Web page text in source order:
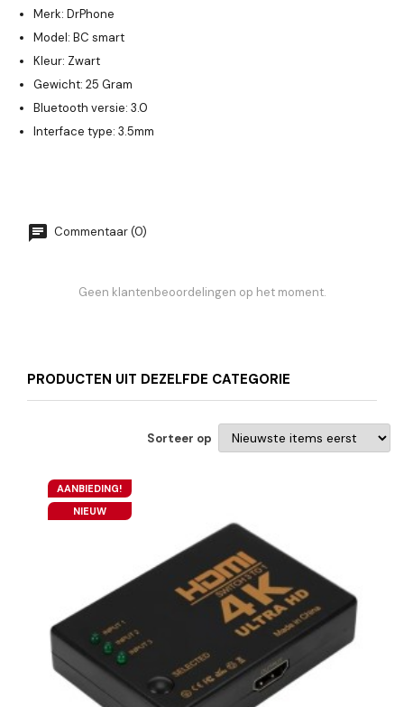
Merk: DrPhone
Model: BC smart
Kleur: Zwart
Gewicht: 25 Gram
Bluetooth versie: 3.0
Interface type: 3.5mm
Commentaar (0)
Geen klantenbeoordelingen op het moment.
PRODUCTEN UIT DEZELFDE CATEGORIE
Sorteer op
AANBIEDING!
NIEUW